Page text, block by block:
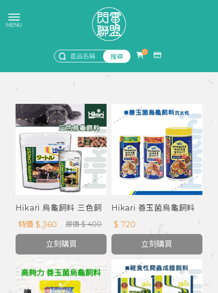
0
Hikari 烏龜飼料 三色飼
料
原價 $ 400
特價 $ 360
立刻購買
Hikari 善玉菌烏龜飼料
$ 720
立刻購買